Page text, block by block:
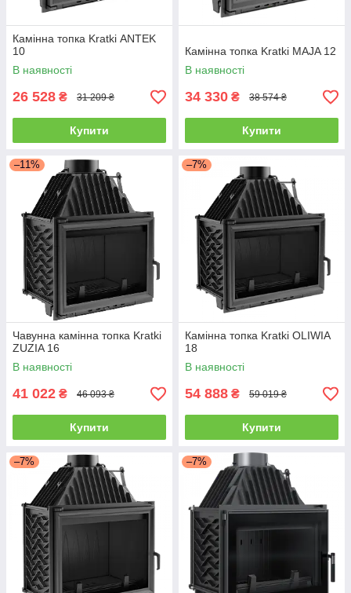
Камінна топка Kratki ANTEK
10
В наявності
26 528 ₴ 31 209 ₴
Купити
Камінна топка Kratki MAJA 12
В наявності
34 330 ₴ 38 574 ₴
Купити
–11%
Чавунна камінна топка Kratki
ZUZIA 16
В наявності
41 022 ₴ 46 093 ₴
Купити
–7%
Камінна топка Kratki OLIWIA
18
В наявності
54 888 ₴ 59 019 ₴
Купити
–7% –7%